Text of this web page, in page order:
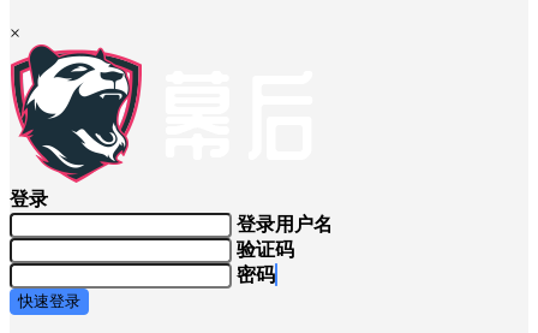
×
登录
登录用户名
验证码
密码
快速登录